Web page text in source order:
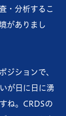
・分析するこ
がありまし
ジションで、
が日に日に湧
ね。CRDSの